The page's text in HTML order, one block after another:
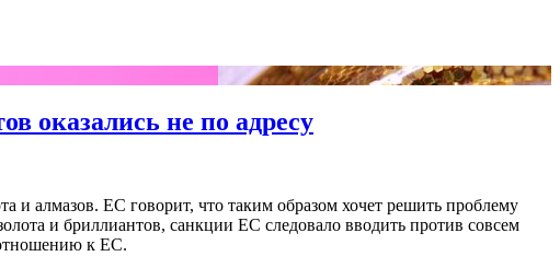
оказались не по адресу
и алмазов. ЕС говорит, что таким образом хочет решить проблему
и бриллиантов, санкции ЕС следовало вводить против совсем
к ЕС.